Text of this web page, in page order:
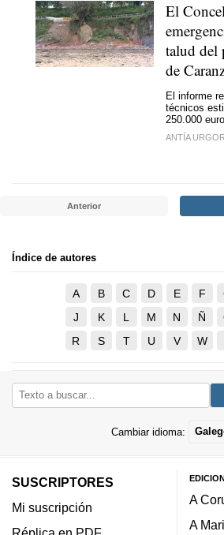
El
talud del
de
El informe
técnicos
250.000
ANTÍA
Anterior
Índice de autores
A B C D E F
J
K L M N Ñ
R
S T U V W
Cambiar idioma:
SUSCRIPTORES
Mi suscripción
A
A